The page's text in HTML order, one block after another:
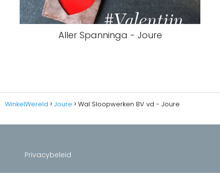
Aller Spanninga - Joure
WinkelWereld Joure Wal Sloopwerken BV vd - Joure
Privacybeleid